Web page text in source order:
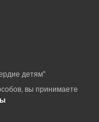
детям"
вы принимаете